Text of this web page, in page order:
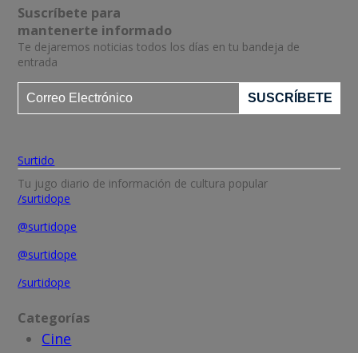
Suscríbete para
mantenerte informado
Te dejaremos noticias todos los días en tu bandeja de
entrada
Surtido
Tu jugo diario de información de cultura popular
/surtidope
@surtidope
@surtidope
/surtidope
Categorías
Cine